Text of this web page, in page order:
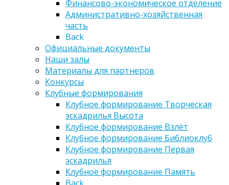
Финансово-экономическое отделение
Административно-хозяйственная
часть
Back
Официальные документы
Наши залы
Материалы для партнеров
Конкурсы
Клубные формирования
Клубное формирование Творческая
эскадрилья Высота
Клубное формирование Взлёт
Клубное формирование Библиоклуб
Клубное формирование Первая
эскадрилья
Клубное формирование Память